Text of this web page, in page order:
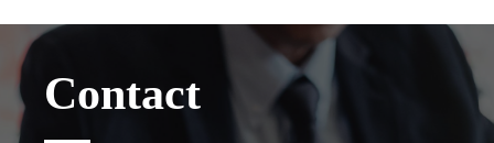
Contact